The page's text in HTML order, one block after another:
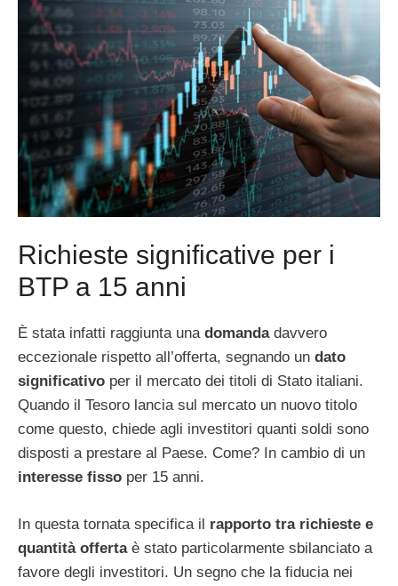
Richieste significative per i
BTP a 15 anni
È stata infatti raggiunta una domandadavvero
eccezionale rispetto all’offerta, segnando un dato
significativo per il mercato dei titoli di Stato italiani.
Quando il Tesoro lancia sul mercato un nuovo titolo
come questo, chiede agli investitori quanti soldi sono
disposti a prestare al Paese. Come? In cambio di un
interesse fisso per 15 anni.
In questa tornata specifica il rapporto tra richieste e
quantità offertaè stato particolarmente sbilanciato a
favore degli investitori. Un segno che la fiducia nei